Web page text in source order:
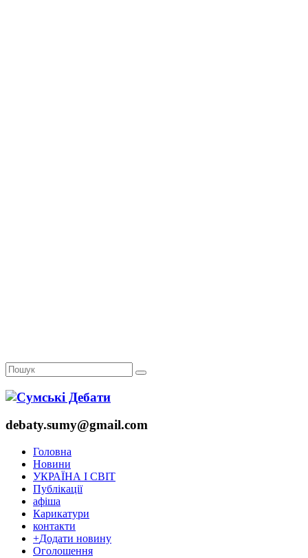
debaty.sumy@gmail.com
Головна
Новини
УКРАЇНА І СВІТ
Публікації
афіша
Карикатури
контакти
+Додати новину
Оголошення